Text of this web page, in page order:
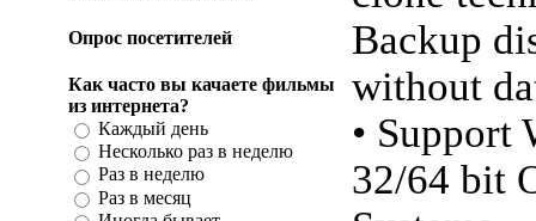
Опрос посетителей
Как часто вы качаете фильмы
из интернета?
Каждый день
Несколько раз в неделю
Раз в неделю
Раз в месяц
Backup
without
• Support
32/64 bit